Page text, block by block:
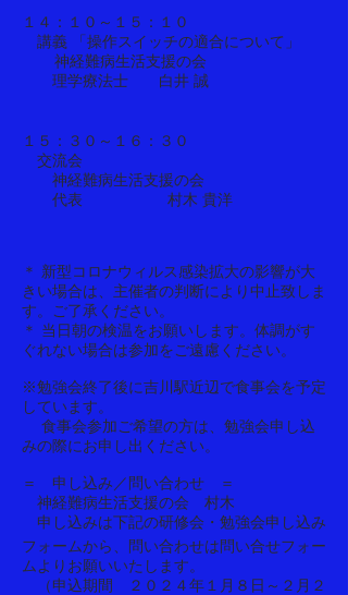
１４：１０～１５：１０
講義
「操作スイッチの適合について」
神経難病生活支援の会
理学療法士 白井 誠
１５：３０～１６：３０
交流会
神経難病生活支援の会
代表 村木 貴洋
＊ 新型コロナウィルス感染拡大の影響が大
きい場合は、主催者の判断により中止致しま
す。ご了承ください。
＊ 当日朝の検温をお願いします。体調がす
ぐれない場合は参加をご遠慮ください。
※勉強会終了後に吉川駅近辺で食事会を予定
しています。
食事会参加ご希望の方は、勉強会申し込
みの際にお申し出ください。
＝ 申し込み／問い合わせ ＝
神経難病生活支援の会 村木
​ 申し込みは下記の研修会・勉強会申し込み
フォームから、問い合わせは問い合せフォー
ムよりお願いいたします。
（申込期間 ２０２４年１月８日～２月２